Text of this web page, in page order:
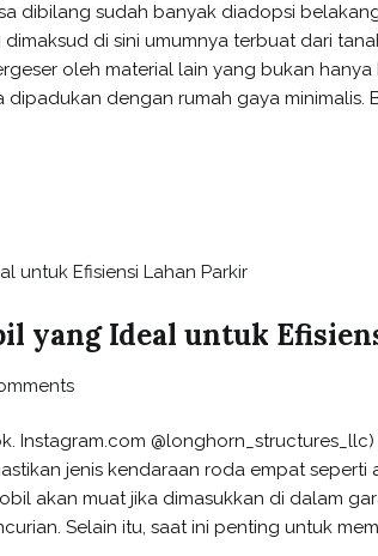
dibilang sudah banyak diadopsi
di sini umumnya terbuat dari
oleh material lain yang bukan
dengan rumah gaya minimalis.
yang Ideal untuk
Instagram.com
jenis kendaraan roda empat seperti
akan muat jika dimasukkan di dalam
Selain itu, saat ini penting untuk